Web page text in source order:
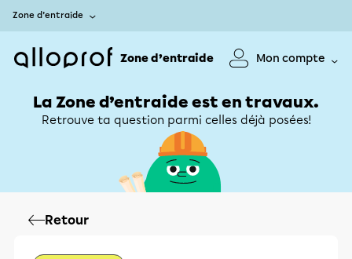
Zone d’entraide
Zone d’entraide Mon compte
La Zone d’entraide est en travaux.
Retrouve ta question parmi celles déjà posées!
Retour